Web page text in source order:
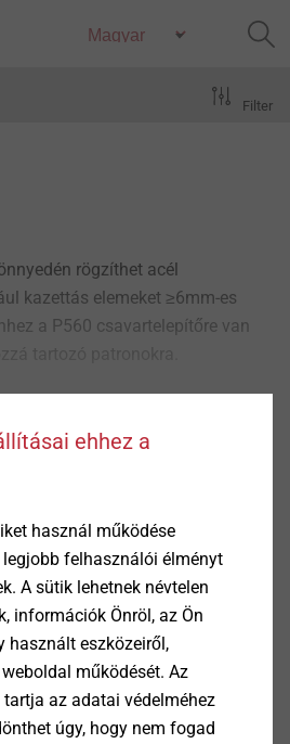
rögzíthet acél
kazettás elemeket ≥6mm-es
a P560 csavartelepítőre van
(4)
Filter
Szegecs
alumínium/korrózióálló
nemesacél K14
ehhez a
használ működése
felhasználói élményt
A sütik lehetnek névtelen
információk Önröl, az Ön
használt eszközeiről,
működését. Az
az adatai védelméhez
úgy, hogy nem fogad